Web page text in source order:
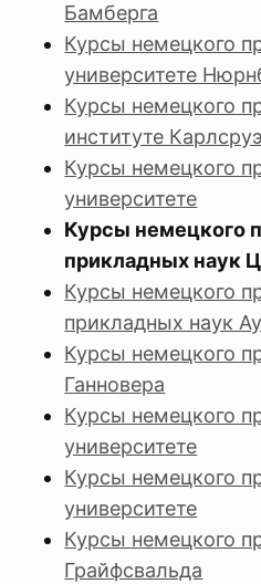
Бамберга
Курсы немецкого
университете
Курсы немецкого
институте Карлсруэ
Курсы немецкого
университете
Курсы немецкого
прикладных наук
Курсы немецкого
прикладных наук
Курсы немецкого
Ганновера
Курсы немецкого
университете
Курсы немецкого
университете
Курсы немецкого
Грайфсвальда